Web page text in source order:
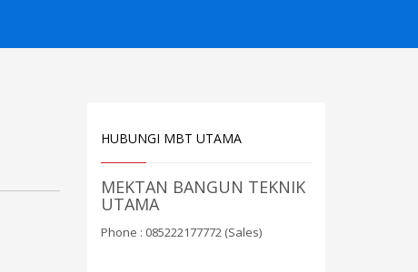
HUBUNGI MBT UTAMA
MEKTAN BANGUN TEKNIK
UTAMA
Phone : 085222177772 (Sales)